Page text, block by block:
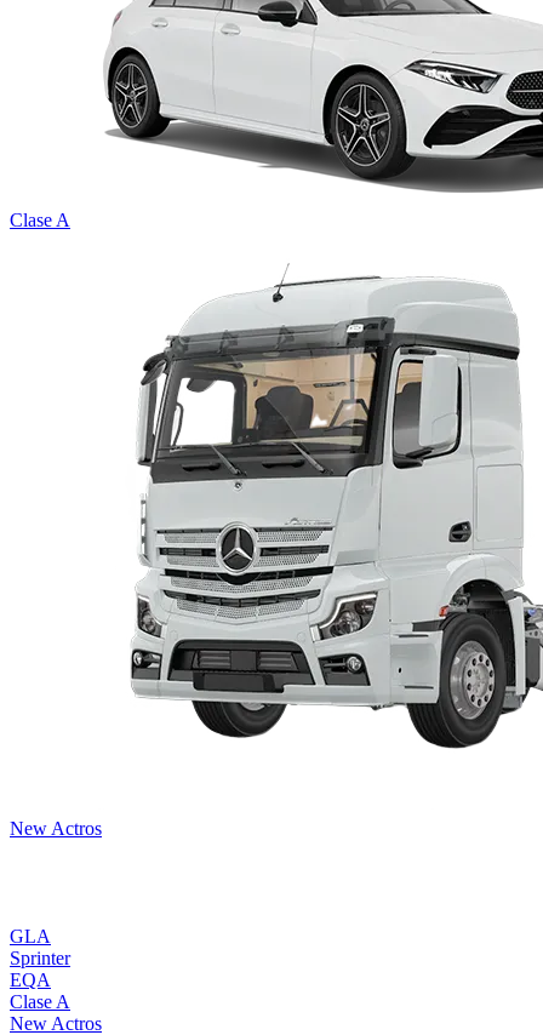
Clase A
New Actros
GLA
Sprinter
EQA
Clase A
New Actros